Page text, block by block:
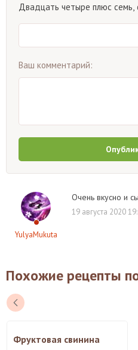
Двадцать четыре плюс семь,
Ваш комментарий:
YulyaMukuta
Очень вкусно и
19 августа 2020
Похожие рецепты
Фруктовая свинина